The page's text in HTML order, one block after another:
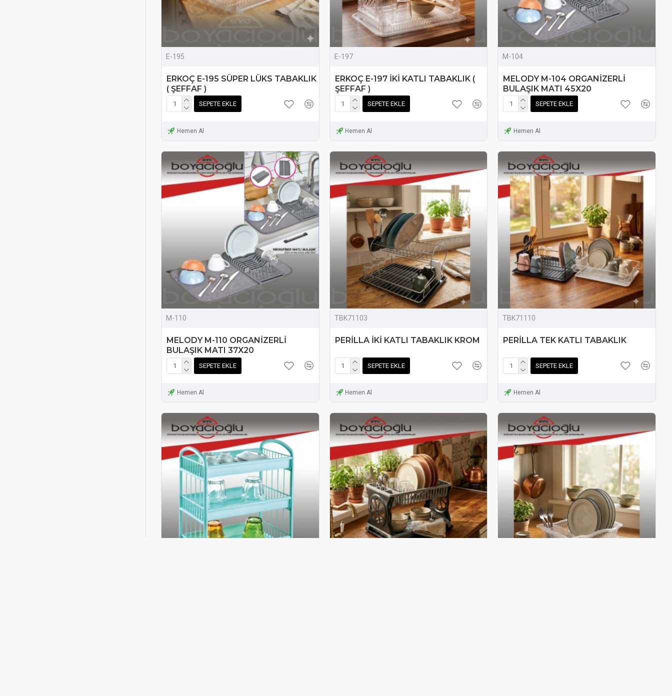
E-195
ERKOÇ E-195 SÜPER LÜKS TABAKLIK
( ŞEFFAF )
SEPETE EKLE
Hemen Al
E-197
ERKOÇ E-197 İKİ KATLI TABAKLIK (
ŞEFFAF )
SEPETE EKLE
Hemen Al
M-104
MELODY M-104 ORGANİZERLİ
BULAŞIK MATI 45X20
SEPETE EKLE
Hemen Al
M-110
MELODY M-110 ORGANİZERLİ
BULAŞIK MATI 37X20
SEPETE EKLE
Hemen Al
TBK71103
PERİLLA İKİ KATLI TABAKLIK KROM
SEPETE EKLE
Hemen Al
TBK71110
PERİLLA TEK KATLI TABAKLIK
SEPETE EKLE
Hemen Al